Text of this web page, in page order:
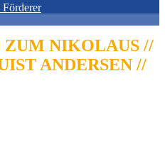
ZUM NIKOLAUS //
ANDERSEN //